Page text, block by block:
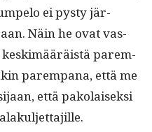
ei pysty jär­
Näin he ovat vas­
parem­
parem­pana, että me
että pako­laisek­si